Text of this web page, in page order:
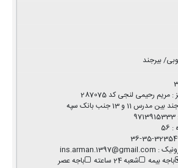
بیرجند
:مریم رحیمی لنجی کد 287075
بین مدرس 11 و 13 جنب بانک سپه
9713915333
:
56
:
ins.arman.1397@gmail.com
باجه بیمه شعبه 24 ساعته باجه عصر